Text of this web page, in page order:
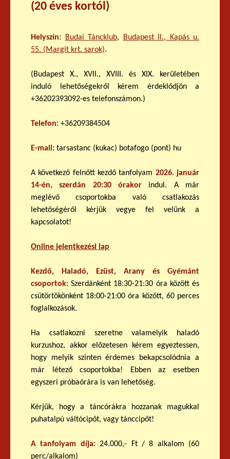
(20 éves kortól)
Helyszín: Budai Táncklub, Budapest II., Kapás u.
55. (Margit krt. sarok).
(Budapest X., XVII., XVIII. és XIX. kerületében
induló lehetőségekről kérem érdeklődjön a
+36202393092-es telefonszámon.)
Telefon: +36209384504
E-mail: tarsastanc (kukac) botafogo (pont) hu
A következő felnőtt kezdő tanfolyam 2026. január
14-én, szerdán 20:30 órakor indul. A már
meglévő csoportokba való csatlakozás
lehetőségéről kérjük vegye fel velünk a
kapcsolatot!
Online jelentkezési lap
Kezdő, Haladó, Ezüst, Arany és Gyémánt
csoportok:Szerdánként 18:30-21:30 óra között és
csütörtökönként 18:00-21:00 óra között, 60 perces
foglalkozások.
Ha csatlakozni szeretne valamelyik haladó
kurzushoz, akkor előzetesen kérem egyeztessen,
hogy melyik szinten érdemes bekapcsolódnia a
már létező csoportokba! Ebben az esetben
egyszeri próbaórára is van lehetőség.
Kérjük, hogy a táncórákra hozzanak magukkal
puhatalpú váltócipőt, vagy tánccipőt!
A tanfolyam díja:24.000,- Ft / 8 alkalom (60
perc/alkalom)